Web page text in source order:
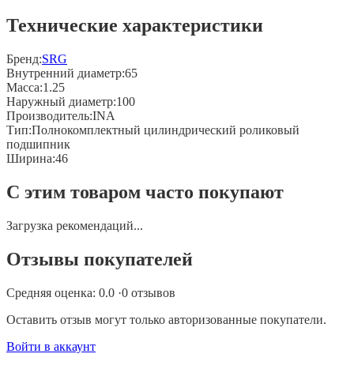
Технические характеристики
Бренд:SRG
Внутренний диаметр:65
Масса:1.25
Наружный диаметр:100
Производитель:INA
Тип:Полнокомплектный цилиндрический роликовый
подшипник
Ширина:46
С этим товаром часто покупают
Загрузка рекомендаций...
Отзывы покупателей
Средняя оценка: 0.0 ·0 отзывов
Оставить отзыв могут только авторизованные покупатели.
Войти в аккаунт